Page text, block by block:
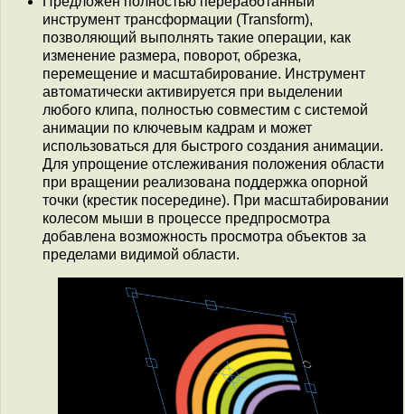
инструмент трансформации (Transform),
позволяющий выполнять такие операции, как
изменение размера, поворот, обрезка,
перемещение и масштабирование. Инструмент
автоматически активируется при выделении
любого клипа, полностью совместим с системой
анимации по ключевым кадрам и может
использоваться для быстрого создания анимации.
Для упрощение отслеживания положения области
при вращении реализована поддержка опорной
точки (крестик посередине). При масштабировании
колесом мыши в процессе предпросмотра
добавлена возможность просмотра объектов за
пределами видимой области.